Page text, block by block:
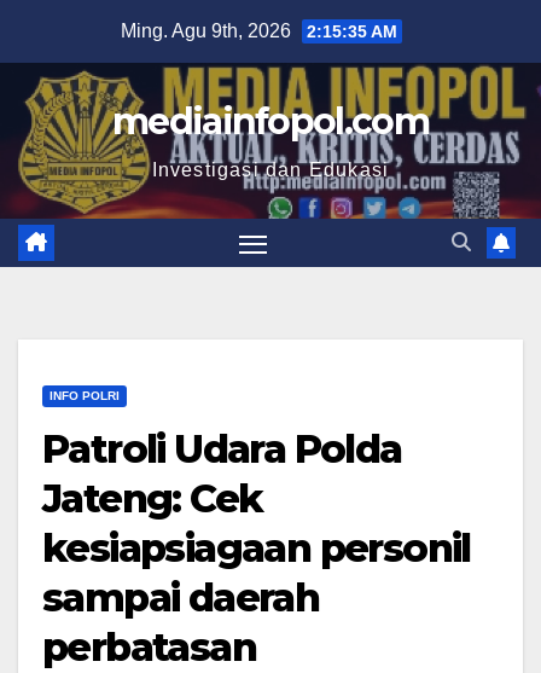
content
Ming. Agu 9th, 2026 2:15:36 AM
mediainfopol.com
Investigasi dan Edukasi
INFO POLRI
Patroli Udara Polda
Jateng: Cek
kesiapsiagaan personil
sampai daerah
perbatasan